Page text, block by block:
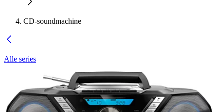
CD-soundmachine
Alle series